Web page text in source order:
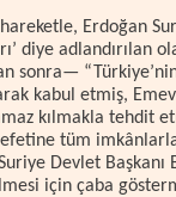
Erdoğan
diye adlandırılan
sonra—
kabul etmiş,
kılmakla tehdit
tüm
Devlet Başkanı
için çaba